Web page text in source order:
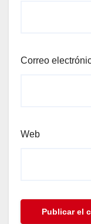
Correo
Web